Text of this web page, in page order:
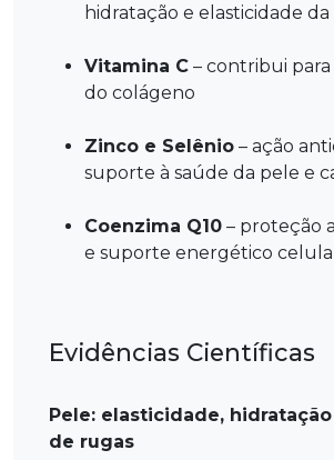
hidratação e elasticidade
Vitamina C – contribui
do colágeno
Zinco e Selênio – ação
suporte à saúde da pele e
Coenzima Q10 – proteção
e suporte energético
Evidências Científicas
Pele: elasticidade,
de rugas